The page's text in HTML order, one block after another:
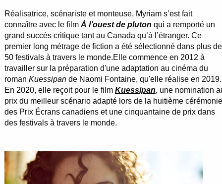
Réalisatrice, scénariste et monteuse, Myriam s’est fait
connaître avec le film À l’ouest de pluton qui a remporté un
grand succès critique tant au Canada qu’à l’étranger. Ce
premier long métrage de fiction a été sélectionné dans plus de
50 festivals à travers le monde.Elle commence en 2012 à
travailler sur la préparation d'une adaptation au cinéma du
roman Kuessipande Naomi Fontaine, qu'elle réalise en 2019.
En 2020, elle reçoit pour le film Kuessipan, une nomination
prix du meilleur scénario adapté lors de la huitième cérémonie
des Prix Écrans canadiens et une cinquantaine de prix dans
des festivals à travers le monde.